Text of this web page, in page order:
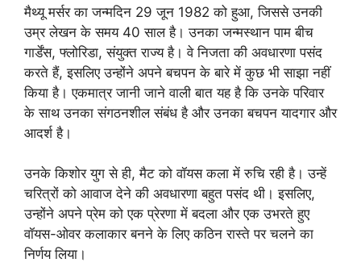
मैथ्यू मर्सर का जन्मदिन 29 जून 1982 को हुआ, जिससे उनकी
उम्र लेखन के समय 40 साल है। उनका जन्मस्थान पाम बीच
गार्डेंस, फ्लोरिडा, संयुक्त राज्य है। वे निजता की अवधारणा पसंद
करते हैं, इसलिए उन्होंने अपने बचपन के बारे में कुछ भी साझा नहीं
किया है। एकमात्र जानी जाने वाली बात यह है कि उनके परिवार
के साथ उनका संगठनशील संबंध है और उनका बचपन यादगार और
आदर्श है।
उनके किशोर युग से ही, मैट को वॉयस कला में रुचि रही है। उन्हें
चरित्रों को आवाज देने की अवधारणा बहुत पसंद थी। इसलिए,
उन्होंने अपने प्रेम को एक प्रेरणा में बदला और एक उभरते हुए
वॉयस-ओवर कलाकार बनने के लिए कठिन रास्ते पर चलने का
निर्णय लिया।